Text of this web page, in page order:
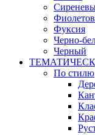
Фуксия
Черно-
Черный
По стилю